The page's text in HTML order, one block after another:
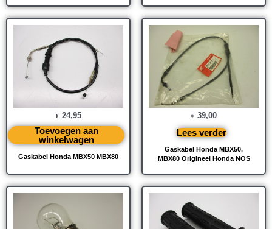
Gaskabel Honda MBX50 MBX80
€ 24,95
Toevoegen aan
winkelwagen
Gaskabel Honda MBX50,
MBX80 Origineel Honda NOS
€ 39,00
Lees verder